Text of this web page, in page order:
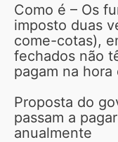
Como é – Os
imposto duas
come-cotas),
fechados não
pagam na
Proposta do
passam a
anualmente